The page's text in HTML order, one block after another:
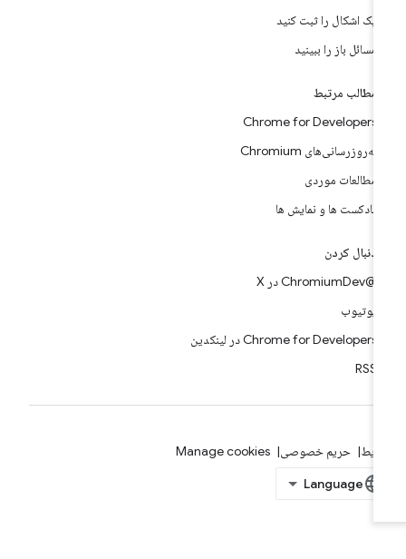
یک اشکال را ثبت کنید
مسائل باز را ببینید
مطالب مرتبط
Chrome for Developers
به‌روزرسانی‌های Chromium
مطالعات موردی
پادکست ها و نمایش ها
دنبال کردن
یوتیوب
Chrome for Developers در لینکدین
حریم خصوصی Manage cookies